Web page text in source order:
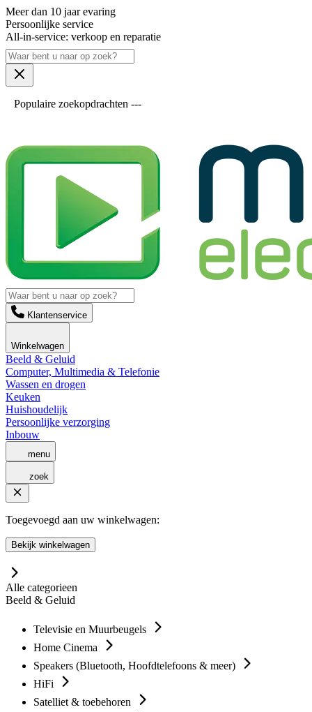
Meer dan 10 jaar evaring
Persoonlijke service
All-in-service: verkoop en reparatie
Populaire zoekopdrachten ---
Klantenservice
Winkelwagen
Beeld & Geluid
Computer, Multimedia & Telefonie
Wassen en drogen
Keuken
Huishoudelijk
Persoonlijke verzorging
Inbouw
menu
zoek
Toegevoegd aan uw winkelwagen:
Bekijk winkelwagen
Alle categorieen
Beeld & Geluid
Televisie en Muurbeugels
Home Cinema
Speakers (Bluetooth, Hoofdtelefoons & meer)
HiFi
Satelliet & toebehoren